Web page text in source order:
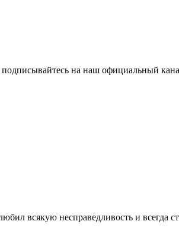
на наш официальный
всякую несправедливость и всегда